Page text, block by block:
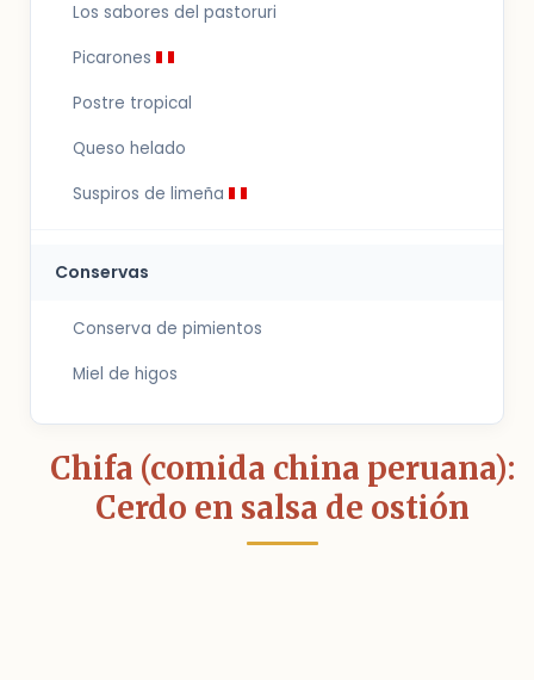
Los sabores del pastoruri
Picarones
Postre tropical
Queso helado
Suspiros de limeña
Conservas
Conserva de pimientos
Miel de higos
Chifa (comida china peruana):
Cerdo en salsa de ostión